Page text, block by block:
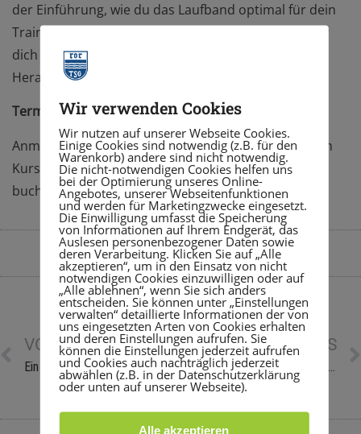
der Einführung, wie du das Laufband optimal für dein
Training nutzen kannst. In Kleingruppen machen wir
dich mit dem Gerät vertraut und zeigen dir neue
Herausforderungen für dein Training.
Termine: 17.12. und 19.12. jeweils um 18.00 Uhr
Anmeldung bis zum 13.12. über mywellness: Zeitplan
Kurse -> 17.12. / 19.12. -> SKILLRUN Einführung ->
buchen!
BySara Heuser Dezember 1, 2019 7:30 a.m.
VORHERIGE NEWS
Ein gelungenes Feuerwerk an Aufführungen
NÄCHSTE NEWS
Neue RohrPost – Neues Design!
Wir verwenden Cookies
Wir nutzen auf unserer Webseite Cookies.
Einige Cookies sind notwendig (z.B. für den
Warenkorb) andere sind nicht notwendig.
Die nicht-notwendigen Cookies helfen uns
bei der Optimierung unseres Online-
Angebotes, unserer Webseitenfunktionen
und werden für Marketingzwecke eingesetzt.
Die Einwilligung umfasst die Speicherung
von Informationen auf Ihrem Endgerät, das
Auslesen personenbezogener Daten sowie
deren Verarbeitung. Klicken Sie auf „Alle
akzeptieren“, um in den Einsatz von nicht
notwendigen Cookies einzuwilligen oder auf
„Alle ablehnen“, wenn Sie sich anders
entscheiden. Sie können unter „Einstellungen
verwalten“ detaillierte Informationen der von
uns eingesetzten Arten von Cookies erhalten
und deren Einstellungen aufrufen. Sie
können die Einstellungen jederzeit aufrufen
und Cookies auch nachträglich jederzeit
abwählen (z.B. in der Datenschutzerklärung
oder unten auf unserer Webseite).
Alle akzeptieren